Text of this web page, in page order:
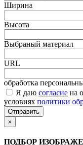
Ширина
Высота
Выбраный материал
URL
обработка
Я даю согласие на
условиях политики
Отправить
×
ПОДБОР